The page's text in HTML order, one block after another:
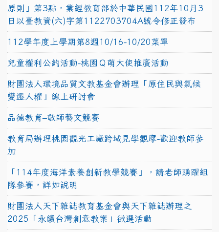
原則」第3點，業經教育部於中華民國112年10月3
日以臺教資(六)字第1122703704A號令修正發布
112學年度上學期第8週10/16-10/20菜單
兒童權利公約活動-桃園Ｑ萌大使推廣活動
財團法人環境品質文教基金會辦理「原住民與氣候
變遷人權」線上研討會
品德教育–敬師藝文競賽
教育局辦理桃園觀光工廠跨域見學觀摩-歡迎教師參
加
「114年度海洋素養創新教學競賽」，請老師踴躍組
隊參賽，詳如說明
財團法人天下雜誌教育基金會與天下雜誌辦理之
2025「永續台灣創意教案」徵選活動